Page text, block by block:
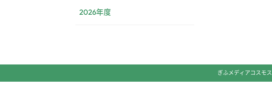
2026年度
ぎふメディアコスモス